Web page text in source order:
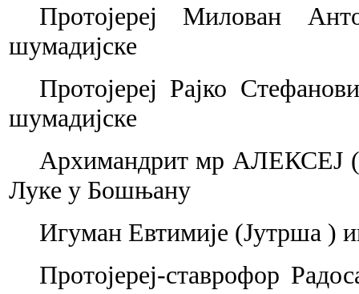
Протојереј Милован
шумадијске
Протојереј Рајко
шумадијске
Архимандрит мр АЛЕКСЕЈ
Луке у Бошњану
Игуман Евтимије (Јутрша )
Протојереј-ставрофор